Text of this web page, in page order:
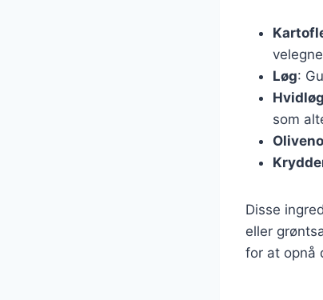
Løg:
Hvidløg
som
Disse
eller
for at opnå